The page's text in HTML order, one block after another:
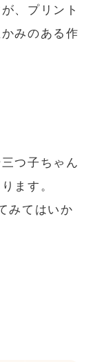
、プリント
みのある作
つ子ちゃん
ます。
みてはいか